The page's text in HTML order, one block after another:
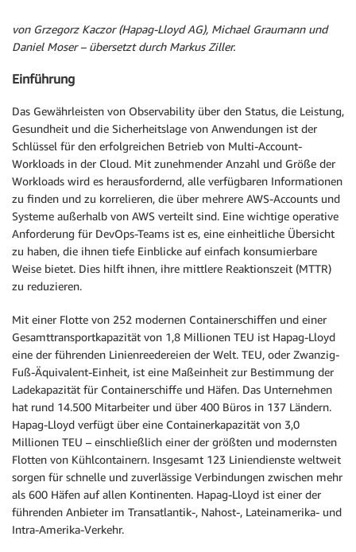
von Grzegorz Kaczor (Hapag-Lloyd AG), Michael Graumann und
Daniel Moser – übersetzt durch Markus Ziller.
Einführung
Das Gewährleisten von Observability über den Status, die Leistung,
Gesundheit und die Sicherheitslage von Anwendungen ist der
Schlüssel für den erfolgreichen Betrieb von Multi-Account-
Workloads in der Cloud. Mit zunehmender Anzahl und Größe der
Workloads wird es herausfordernd, alle verfügbaren Informationen
zu finden und zu korrelieren, die über mehrere AWS-Accounts und
Systeme außerhalb von AWS verteilt sind. Eine wichtige operative
Anforderung für DevOps-Teams ist es, eine einheitliche Übersicht
zu haben, die ihnen tiefe Einblicke auf einfach konsumierbare
Weise bietet. Dies hilft ihnen, ihre mittlere Reaktionszeit (MTTR)
zu reduzieren.
Mit einer Flotte von 252 modernen Containerschiffen und einer
Gesamttransportkapazität von 1,8 Millionen TEU ist Hapag-Lloyd
eine der führenden Linienreedereien der Welt. TEU, oder Zwanzig-
Fuß-Äquivalent-Einheit, ist eine Maßeinheit zur Bestimmung der
Ladekapazität für Containerschiffe und Häfen. Das Unternehmen
hat rund 14.500 Mitarbeiter und über 400 Büros in 137 Ländern.
Hapag-Lloyd verfügt über eine Containerkapazität von 3,0
Millionen TEU – einschließlich einer der größten und modernsten
Flotten von Kühlcontainern. Insgesamt 123 Liniendienste weltweit
sorgen für schnelle und zuverlässige Verbindungen zwischen mehr
als 600 Häfen auf allen Kontinenten. Hapag-Lloyd ist einer der
führenden Anbieter im Transatlantik-, Nahost-, Lateinamerika- und
Intra-Amerika-Verkehr.